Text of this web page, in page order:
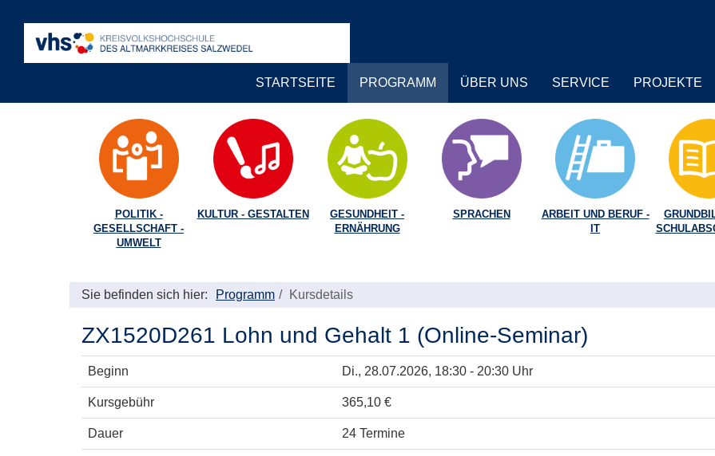
STARTSEITE PROGRAMM ÜBER UNS SERVICE PROJEKTE
POLITIK -
GESELLSCHAFT -
UMWELT
KULTUR - GESTALTEN
GESUNDHEIT -
ERNÄHRUNG
SPRACHEN
ARBEIT UND BERUF -
IT
Sie befinden sich hier: Programm Kursdetails
ZX1520D261 Lohn und Gehalt 1 (Online-Seminar)
Beginn Di., 28.07.2026, 18:30 - 20:30 Uhr
Kursgebühr 365,10 €
Dauer 24 Termine